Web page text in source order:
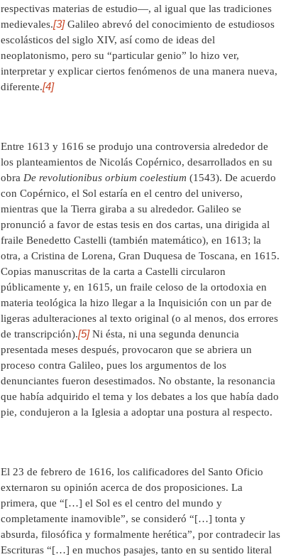
respectivas materias de estudio―, al igual que las tradiciones
medievales.[3]Galileo abrevó del conocimiento de estudiosos
escolásticos del siglo XIV, así como de ideas del
neoplatonismo, pero su “particular genio” lo hizo ver,
interpretar y explicar ciertos fenómenos de una manera nueva,
diferente.[4]
Entre 1613 y 1616 se produjo una controversia alrededor de
los planteamientos de Nicolás Copérnico, desarrollados en su
obra De revolutionibus orbium coelestium (1543). De acuerdo
con Copérnico, el Sol estaría en el centro del universo,
mientras que la Tierra giraba a su alrededor. Galileo se
pronunció a favor de estas tesis en dos cartas, una dirigida al
fraile Benedetto Castelli (también matemático), en 1613; la
otra, a Cristina de Lorena, Gran Duquesa de Toscana, en 1615.
Copias manuscritas de la carta a Castelli circularon
públicamente y, en 1615, un fraile celoso de la ortodoxia en
materia teológica la hizo llegar a la Inquisición con un par de
ligeras adulteraciones al texto original (o al menos, dos errores
de transcripción).[5]Ni ésta, ni una segunda denuncia
presentada meses después, provocaron que se abriera un
proceso contra Galileo, pues los argumentos de los
denunciantes fueron desestimados. No obstante, la resonancia
que había adquirido el tema y los debates a los que había dado
pie, condujeron a la Iglesia a adoptar una postura al respecto.
El 23 de febrero de 1616, los calificadores del Santo Oficio
externaron su opinión acerca de dos proposiciones. La
primera, que “[…] el Sol es el centro del mundo y
completamente inamovible”, se consideró “[…] tonta y
absurda, filosófica y formalmente herética”, por contradecir las
Escrituras “[…] en muchos pasajes, tanto en su sentido literal